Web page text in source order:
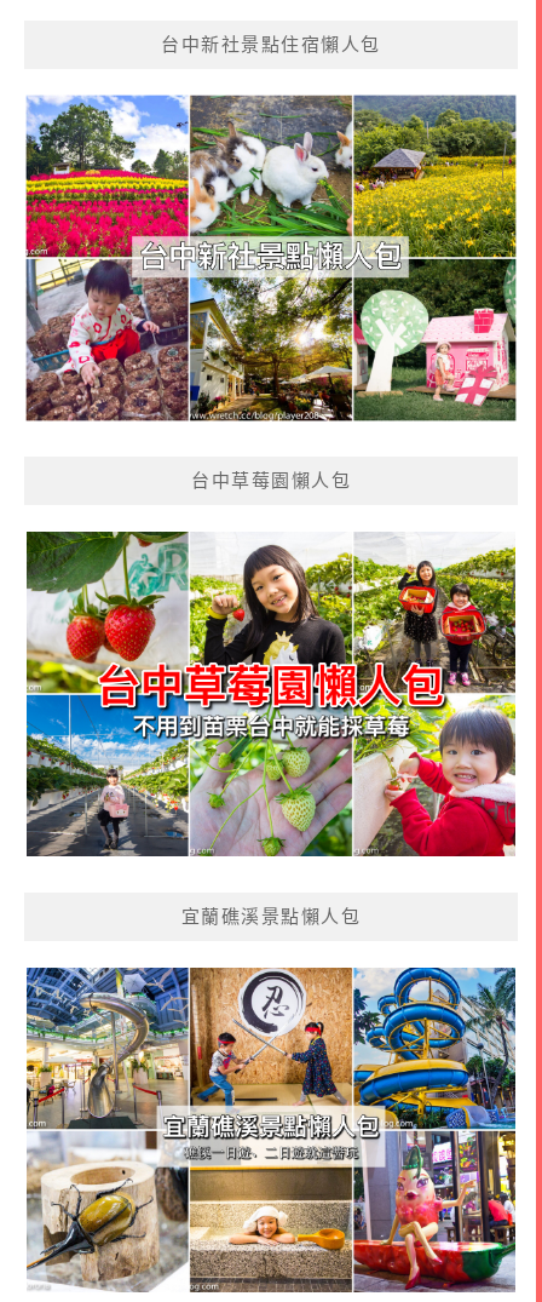
台中新社景點住宿懶人包
台中草莓園懶人包
宜蘭礁溪景點懶人包